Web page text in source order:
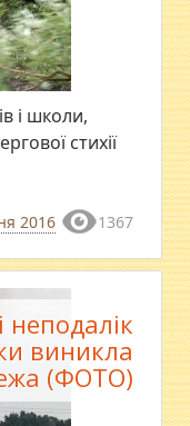
і школи,
стихії
2016 1367
неподалік
виникла
(ФОТО)